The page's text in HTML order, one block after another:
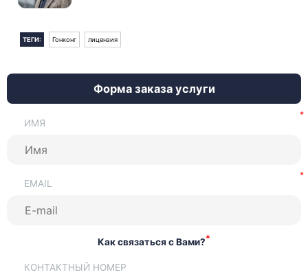
ТЕГИ: Гонконг лицензия
Форма заказа услуги
ИМЯ
EMAIL
Как связаться с Вами?*
КОНТАКТНЫЙ НОМЕР